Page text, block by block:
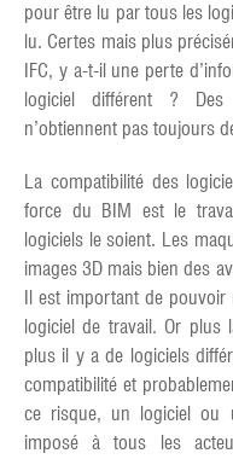
pour être lu par tous les
lu. Certes mais plus
IFC, y a-t-il une perte
logiciel différent ?
n’obtiennent pas toujours
La compatibilité des
force du BIM est le
logiciels le soient. Les
images 3D mais bien des
Il est important de
logiciel de travail. Or plus
plus il y a de logiciels
compatibilité et
ce risque, un logiciel ou
imposé à tous les